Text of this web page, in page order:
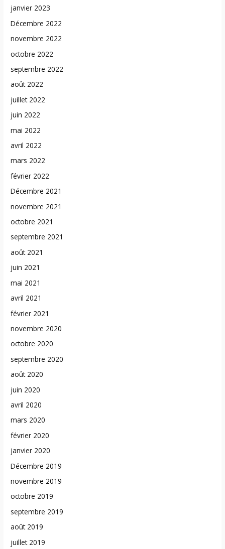
janvier 2023
Décembre 2022
novembre 2022
octobre 2022
septembre 2022
août 2022
juillet 2022
juin 2022
mai 2022
avril 2022
mars 2022
février 2022
Décembre 2021
novembre 2021
octobre 2021
septembre 2021
août 2021
juin 2021
mai 2021
avril 2021
février 2021
novembre 2020
octobre 2020
septembre 2020
août 2020
juin 2020
avril 2020
mars 2020
février 2020
janvier 2020
Décembre 2019
novembre 2019
octobre 2019
septembre 2019
août 2019
juillet 2019